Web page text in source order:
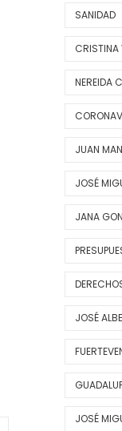
SANIDAD
CRISTINA
NEREIDA
JUAN
JOSÉ
JANA
JOSÉ
JOSÉ